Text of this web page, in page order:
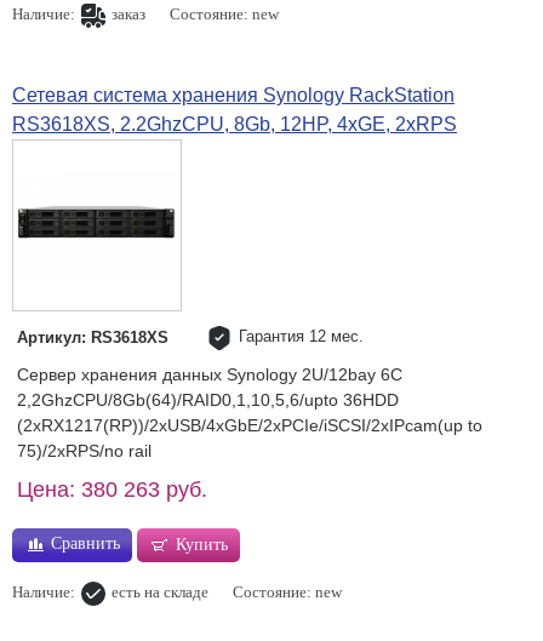
Наличие: заказ Состояние: new
Сетевая система хранения Synology RackStation
RS3618XS, 2.2GhzCPU, 8Gb, 12HP, 4xGE, 2xRPS
Артикул: RS3618XS Гарантия 12 мес.
Сервер хранения данных Synology 2U/12bay 6C
2,2GhzCPU/8Gb(64)/RAID0,1,10,5,6/upto 36HDD
(2xRX1217(RP))/2xUSB/4xGbE/2xPCIe/iSCSI/2xIPcam(up to
75)/2xRPS/no rail
Цена: 380 263 руб.
Сравнить Купить
Наличие: есть на складе Состояние: new